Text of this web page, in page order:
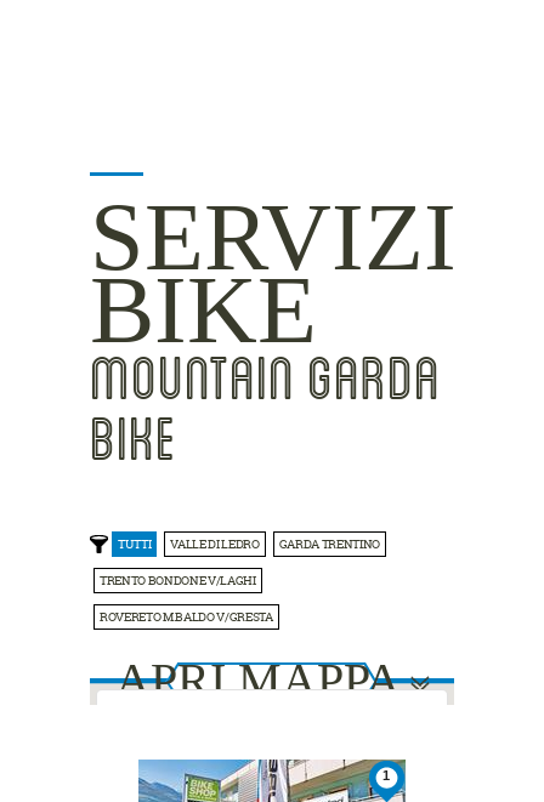
SERVIZI
BIKE
MOUNTAIN GARDA
BIKE
TUTTI VALLE DI LEDRO GARDA TRENTINO
TRENTO BONDONE V/LAGHI
ROVERETO M.BALDO V/GRESTA
APRI MAPPA
This page can't load Google Maps
correctly.
1